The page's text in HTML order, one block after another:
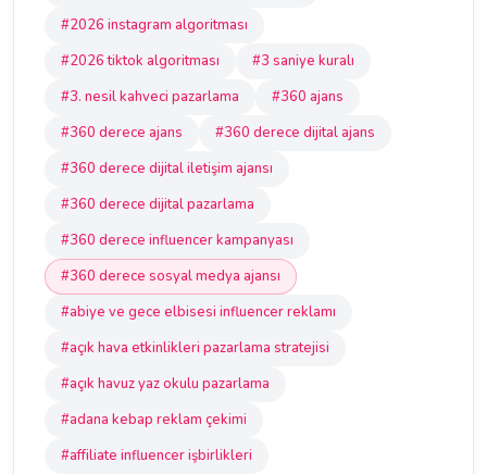
#2026 instagram algoritması
#2026 tiktok algoritması
#3 saniye kuralı
#3. nesil kahveci pazarlama
#360 ajans
#360 derece ajans
#360 derece dijital ajans
#360 derece dijital iletişim ajansı
#360 derece dijital pazarlama
#360 derece influencer kampanyası
#360 derece sosyal medya ajansı
#abiye ve gece elbisesi influencer reklamı
#açık hava etkinlikleri pazarlama stratejisi
#açık havuz yaz okulu pazarlama
#adana kebap reklam çekimi
#affiliate influencer işbirlikleri